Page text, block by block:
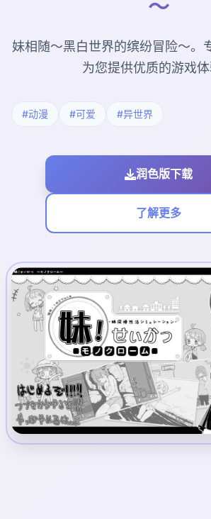
～
妹相随～黑白世界的缤纷冒险～。
为您提供优质的游戏体
#动漫 #可爱 #异世界
润色版下载
了解更多